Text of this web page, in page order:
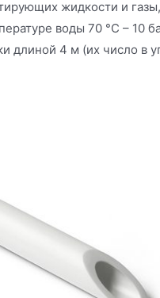
жидкости и
воды 70 °C – 10
длиной 4 м (их число в